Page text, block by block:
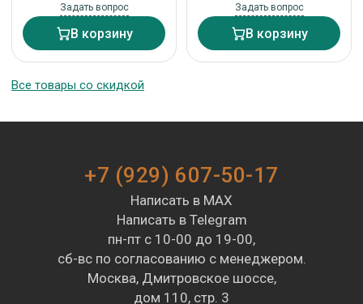
Задать вопрос
В корзину
Задать вопрос
В корзину
Все товары со скидкой
+7 (929) 607-50-17
Написать в MAX
Написать в Telegram
пн-пт с 10-00 до 19-00,
сб-вс по согласованию с менеджером.
Москва, Дмитровское шоссе,
дом 110, стр. 3